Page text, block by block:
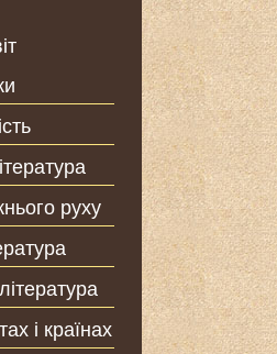
руху
і країнах